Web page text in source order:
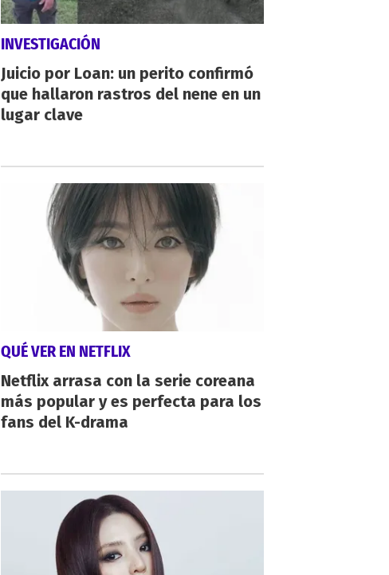
INVESTIGACIÓN
Juicio por Loan: un perito confirmó
que hallaron rastros del nene en un
lugar clave
QUÉ VER EN NETFLIX
Netflix arrasa con la serie coreana
más popular y es perfecta para los
fans del K-drama